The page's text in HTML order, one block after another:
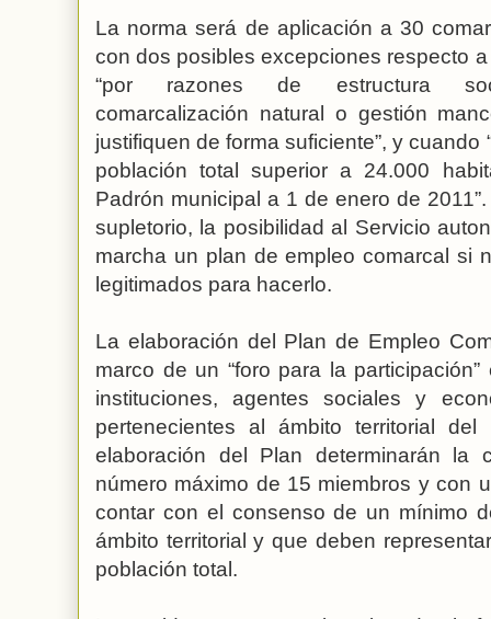
La norma será de aplicación a 30
con dos posibles excepciones respecto
“por razones de estructura
comarcalización natural o gestión
justifiquen de forma suficiente”, y
población total superior a 24.000
Padrón municipal a 1 de enero de
supletorio, la posibilidad al Servicio
marcha un plan de empleo comarcal si
legitimados para hacerlo.
La elaboración del Plan de Empleo
marco de un “foro para la
instituciones, agentes sociales y
pertenecientes al ámbito territorial
elaboración del Plan determinarán la
número máximo de 15 miembros y con
contar con el consenso de un mínimo
ámbito territorial y que deben
población total.